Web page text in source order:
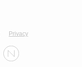
Privacy